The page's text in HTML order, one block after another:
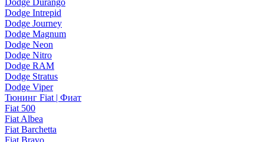
Dodge Durango
Dodge Intrepid
Dodge Journey
Dodge Magnum
Dodge Neon
Dodge Nitro
Dodge RAM
Dodge Stratus
Dodge Viper
Тюнинг Fiat | Фиат
Fiat 500
Fiat Albea
Fiat Barchetta
Fiat Bravo